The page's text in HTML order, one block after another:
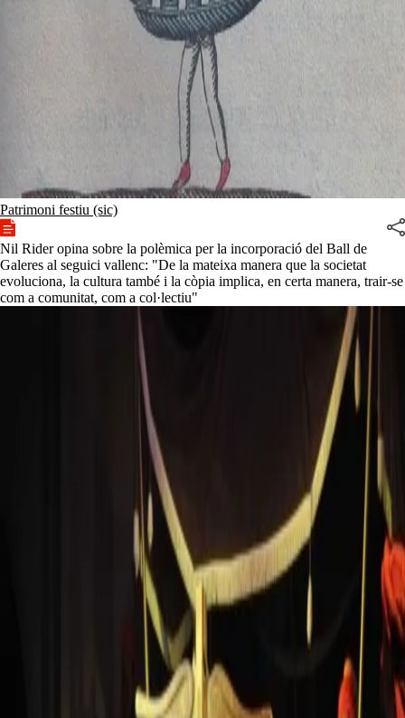
Patrimoni festiu (sic)
Nil Rider opina sobre la polèmica per la incorporació del Ball de
Galeres al seguici vallenc: "De la mateixa manera que la societat
evoluciona, la cultura també i la còpia implica, en certa manera, trair-se
com a comunitat, com a col·lectiu"